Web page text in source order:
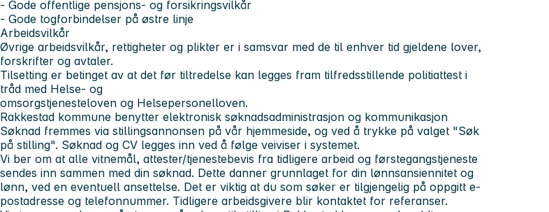
- Gode offentlige pensjons- og forsikringsvilkår
- Gode togforbindelser på østre linje
Arbeidsvilkår
Øvrige arbeidsvilkår, rettigheter og plikter er i samsvar med de til enhver tid gjeldene lover,
forskrifter og avtaler.
Tilsetting er betinget av at det før tiltredelse kan legges fram tilfredsstillende politiattest i
tråd med Helse- og
omsorgstjenesteloven og Helsepersonelloven.
Rakkestad kommune benytter elektronisk søknadsadministrasjon og kommunikasjon
Søknad fremmes via stillingsannonsen på vår hjemmeside, og ved å trykke på valget "Søk
på stilling". Søknad og CV legges inn ved å følge veiviser i systemet.
Vi ber om at alle vitnemål, attester/tjenestebevis fra tidligere arbeid og førstegangstjeneste
sendes inn sammen med din søknad. Dette danner grunnlaget for din lønnsansiennitet og
lønn, ved en eventuell ansettelse. Det er viktig at du som søker er tilgjengelig på oppgitt e-
postadresse og telefonnummer. Tidligere arbeidsgivere blir kontaktet for referanser.